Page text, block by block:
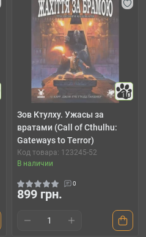
10
Зов Ктулху. Ужасы за
вратами (Call of Cthulhu:
Gateways to Terror)
Код товара: 123245-52
В наличии
0
899 грн.